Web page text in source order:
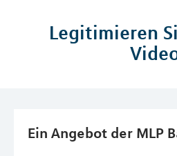
Legitimieren
Ein Angebot der MLP